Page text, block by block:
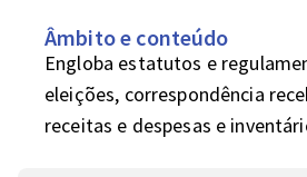
Âmbito e conteúdo
Engloba estatutos e
eleições, correspondência
receitas e despesas e